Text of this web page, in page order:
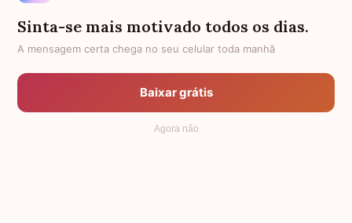
Mensagens para namorado: declare o seu amor com
palavras lindas
Mensagens de desculpa sinceras para corrigir erros e
Sinta-se mais motivado todos os dias.
A mensagem certa chega no seu celular toda manhã
Baixar grátis
Agora não